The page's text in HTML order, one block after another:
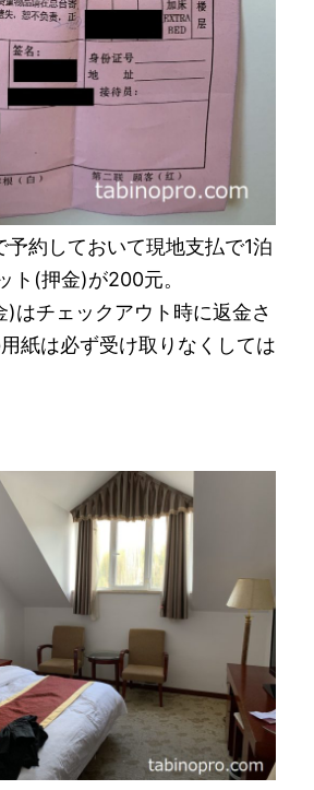
約しておいて現地支払で1泊
ト(押金)が200元。
)はチェックアウト時に返金さ
紙は必ず受け取りなくしては